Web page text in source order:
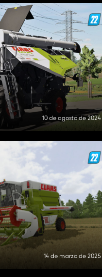
10 de agosto de 2024
14 de marzo de 2025